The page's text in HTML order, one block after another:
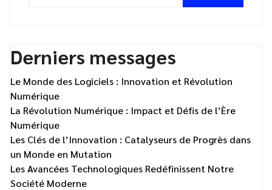
Derniers messages
Le Monde des Logiciels : Innovation et Révolution
Numérique
La Révolution Numérique : Impact et Défis de l’Ère
Numérique
Les Clés de l’Innovation : Catalyseurs de Progrès dans
un Monde en Mutation
Les Avancées Technologiques Redéfinissent Notre
Société Moderne